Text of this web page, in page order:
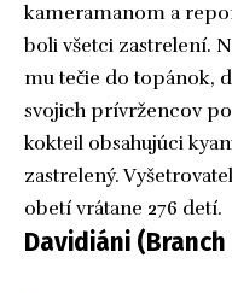
kameramanom a
boli všetci zastrelení.
mu tečie do topánok,
svojich prívržencov
kokteil obsahujúci
zastrelený.
obetí vrátane 276 detí.
Davidiáni